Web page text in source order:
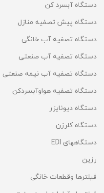
دستگاه آبسرد کن
دستگاه پیش تصفیه منازل
دستگاه تصفیه آب خانگی
دستگاه تصفیه آب صنعتی
دستگاه تصفیه آب نیمه صنعتی
دستگاه تصفیه هواوآبسردکن
دستگاه دیونایزر
دستگاه کلرزن
دستگاههای EDI
رزین
فیلترها وقطعات خانگی